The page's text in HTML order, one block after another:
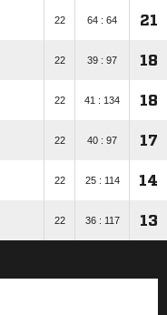
22 64 : 64 21
22 39 : 97 18
22 41 : 134 18
22 40 : 97 17
22 25 : 114 14
22 36 : 117 13